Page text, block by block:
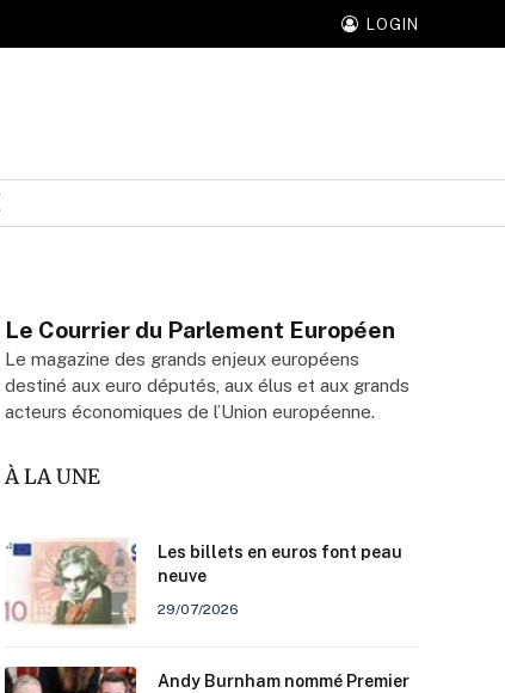
LOGIN
Le Courrier du Parlement Européen
Le magazine des grands enjeux européens
destiné aux euro députés, aux élus et aux grands
acteurs économiques de l’Union européenne.
À LA UNE
Les billets en euros font peau
neuve
29/07/2026
Andy Burnham nommé Premier